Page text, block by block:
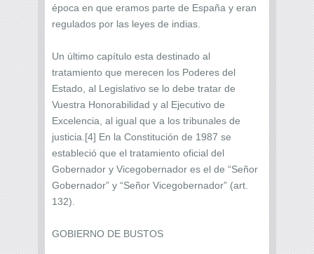
época en que eramos parte de España y eran
regulados por las leyes de indias.
Un último capítulo esta destinado al
tratamiento que merecen los Poderes del
Estado, al Legislativo se lo debe tratar de
Vuestra Honorabilidad y al Ejecutivo de
Excelencia, al igual que a los tribunales de
justicia.[4] En la Constitución de 1987 se
estableció que el tratamiento oficial del
Gobernador y Vicegobernador es el de “Señor
Gobernador” y “Señor Vicegobernador” (art.
132).
GOBIERNO DE BUSTOS